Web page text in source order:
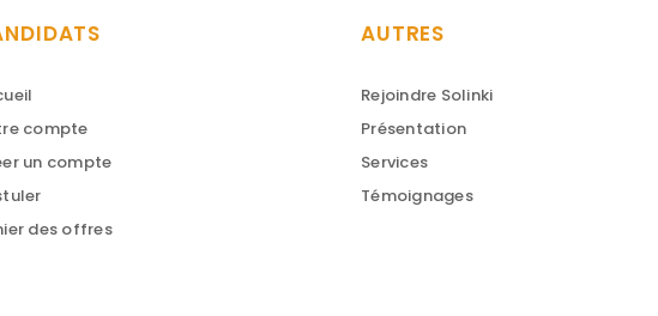
compte
un compte
des offres
AUTRES
Rejoindre Solinki
Présentation
Services
Témoignages